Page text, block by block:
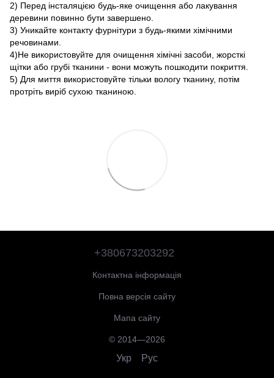
2) Перед інсталяцією будь-яке очищення або лакування
деревини повинно бути завершено.
3) Уникайте контакту фурнітури з будь-якими хімічними
речовинами.
4)Не використовуйте для очищення хімічні засоби, жорсткі
щітки або грубі тканини - вони можуть пошкодити покриття.
5) Для миття використовуйте тільки вологу тканину, потім
протріть виріб сухою тканиною.
+380673203292
Контактна інформація
Повна версія сайту
Мапа сайту
© 2014—2026
Укр Рус